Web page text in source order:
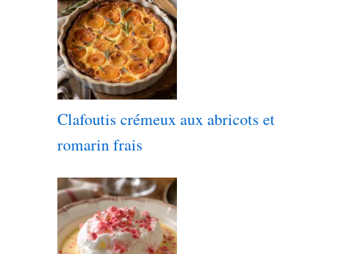
Clafoutis crémeux aux abricots et
romarin frais